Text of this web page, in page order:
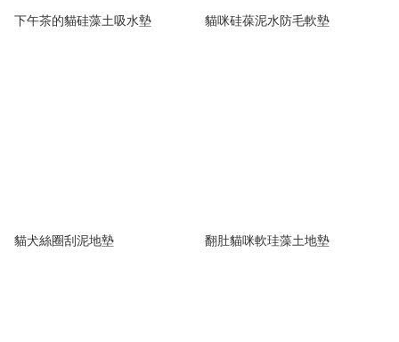
下午茶的貓硅藻土吸水墊 貓咪硅葆泥水防毛軟墊
貓犬絲圈刮泥地墊 翻肚貓咪軟珪藻土地墊